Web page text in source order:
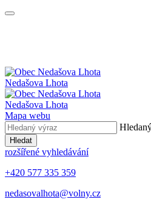
Nedašova Lhota
Nedašova Lhota
Mapa webu
Hledat
rozšířené vyhledávání
+420 577 335 359
nedasovalhota@volny.cz